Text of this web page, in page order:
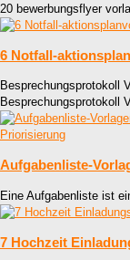
20 bewerbungsflyer
6 Notfall-
Besprechungsprotokoll
Besprechungsprotokoll
Aufgabenliste-
Eine Aufgabenliste ist
7 Hochzeit